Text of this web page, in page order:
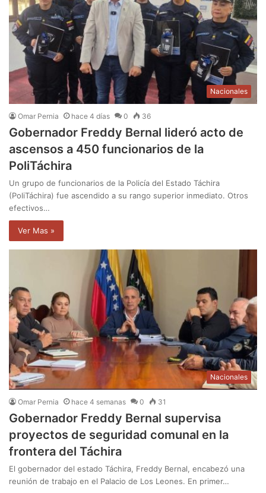
Nacionales
Omar Pernia hace 4 días 0 36
Gobernador Freddy Bernal lideró acto de
ascensos a 450 funcionarios de la
PoliTáchira
Un grupo de funcionarios de la Policía del Estado Táchira
(PoliTáchira) fue ascendido a su rango superior inmediato. Otros
efectivos…
Ver Mas »
Nacionales
Omar Pernia hace 4 semanas 0 31
Gobernador Freddy Bernal supervisa
proyectos de seguridad comunal en la
frontera del Táchira
El gobernador del estado Táchira, Freddy Bernal, encabezó una
reunión de trabajo en el Palacio de Los Leones. En primer…